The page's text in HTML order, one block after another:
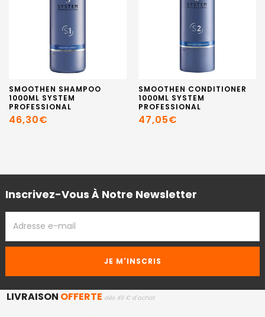
SMOOTHEN SHAMPOO
1000ML SYSTEM
PROFESSIONAL
46,30€
SMOOTHEN CONDITIONER
1000ML SYSTEM
PROFESSIONAL
47,05€
Inscrivez-Vous À Notre Newsletter
EMAIL
LIVRAISON OFFERTE dès 49 € d'achat